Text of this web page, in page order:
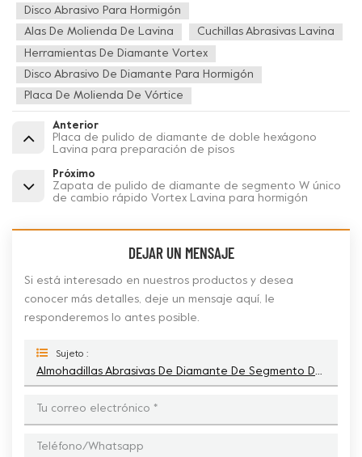
Disco Abrasivo Para Hormigón
Alas De Molienda De Lavina
Cuchillas Abrasivas Lavina
Herramientas De Diamante Vortex
Disco Abrasivo De Diamante Para Hormigón
Placa De Molienda De Vórtice
Anterior
Placa de pulido de diamante de doble hexágono
Lavina para preparación de pisos
Próximo
Zapata de pulido de diamante de segmento W único
de cambio rápido Vortex Lavina para hormigón
DEJAR UN MENSAJE
Si está interesado en nuestros productos y desea
conocer más detalles, deje un mensaje aquí, le
responderemos lo antes posible.
Sujeto :
Almohadillas Abrasivas De Diamante De Segmento Doble W Lavina Vortex Soft Bond